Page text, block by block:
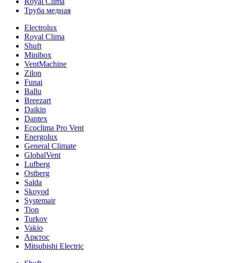
Труба медная
Electrolux
Royal Clima
Shuft
Minibox
VentMachine
Zilon
Funai
Ballu
Breezart
Daikin
Dantex
Ecoclima Pro Vent
Energolux
General Climate
GlobalVent
Lufberg
Ostberg
Salda
Skoyod
Systemair
Tion
Turkov
Vakio
Арктос
Mitsubishi Electric